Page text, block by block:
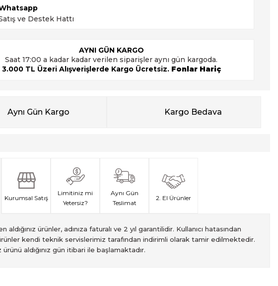
ve Destek Hattı
AYNI GÜN KARGO
Saat 17:00 a kadar kadar verilen siparişler aynı gün kargoda.
3.000 TL Üzeri Alışverişlerde Kargo Ücretsiz. Fonlar Hariç
Aynı Gün Kargo Kargo Bedava
Kurumsal Satış
Limitiniz mi
Yetersiz?
Aynı Gün
Teslimat
2. El Ürünler
aldığınız ürünler, adınıza faturalı ve 2 yıl garantilidir. Kullanıcı hatasından
kendi teknik servislerimiz tarafından indirimli olarak tamir edilmektedir.
ürünü aldığınız gün itibari ile başlamaktadır.